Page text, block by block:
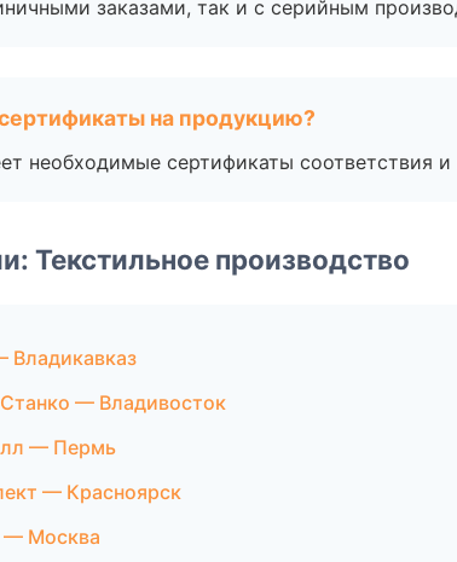
заказами, так и с серийным
на продукцию?
необходимые сертификаты соответствия и
Текстильное производство
Владикавказ
— Владивосток
— Пермь
— Красноярск
— Москва